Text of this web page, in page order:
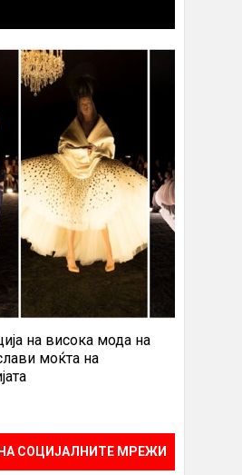
на висока мода на
моќта на
СОЦИЈАЛНИТЕ МРЕЖИ